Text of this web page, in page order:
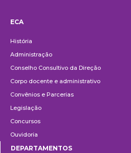
ECA
História
Administração
Conselho Consultivo da Direção
Corpo docente e administrativo
Convênios e Parcerias
Legislação
Concursos
Ouvidoria
DEPARTAMENTOS